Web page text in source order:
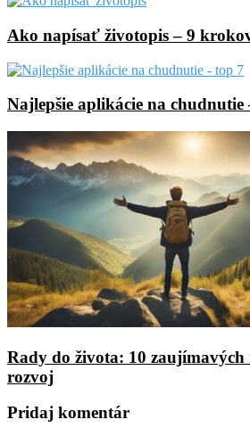
Ako napísať životopis – 9
Najlepšie aplikácie na chudnutie
Rady do života: 10 zaujímavých
rozvoj
Pridaj komentár